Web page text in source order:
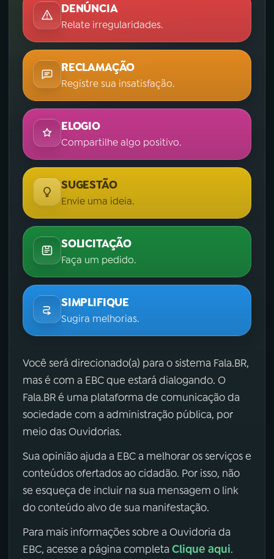
DENÚNCIA
Relate irregularidades.
RECLAMAÇÃO
Registre sua insatisfação.
ELOGIO
Compartilhe algo positivo.
SUGESTÃO
Envie uma ideia.
SOLICITAÇÃO
Faça um pedido.
SIMPLIFIQUE
Sugira melhorias.
Você será direcionado(a) para o sistema Fala.BR,
mas é com a EBC que estará dialogando. O
Fala.BR é uma plataforma de comunicação da
sociedade com a administração pública, por
meio das Ouvidorias.
Sua opinião ajuda a EBC a melhorar os serviços e
conteúdos ofertados ao cidadão. Por isso, não
se esqueça de incluir na sua mensagem o link
do conteúdo alvo de sua manifestação.
Para mais informações sobre a Ouvidoria da
EBC, acesse a página completa Clique aqui.